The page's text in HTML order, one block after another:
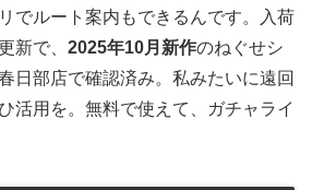
でルート案内もできるんです。入荷
新で、 2025年10月新作のねぐせシ
日部店で確認済み。私みたいに遠回
活用を。無料で使えて、ガチャライ